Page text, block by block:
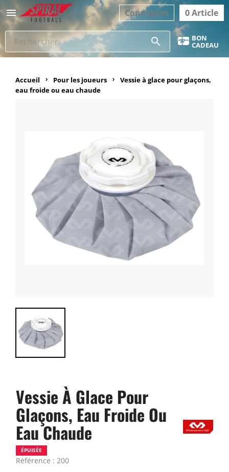
 0 Article
Connexion
search BON
CADEAU
Accueil Pour les joueurs
Vessie à glace pour glaçons,
eau froide ou eau chaude
Vessie À Glace Pour
Glaçons, Eau Froide Ou
Eau Chaude
Référence : 200
ÉPUISÉE